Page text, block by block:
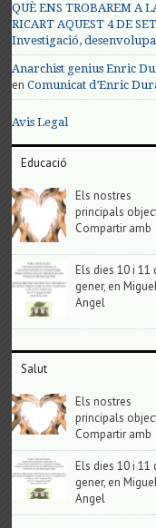
QUÈ ENS TROBAREM A
RICART AQUEST 4 DE
Investigació,
Anarchist genius Enric
enComunicat d’Enric
Avis Legal
Educació
Els nostres
principals
Compartir amb
Els dies 10 i 11
gener, en
Angel
Salut
Els nostres
principals
Compartir amb
Els dies 10 i 11
gener, en
Angel